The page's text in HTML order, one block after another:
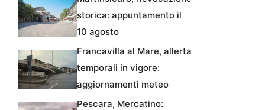
storica: appuntamento il
10 agosto
Francavilla al Mare, allerta
temporali in vigore:
aggiornamenti meteo
Pescara, Mercatino: